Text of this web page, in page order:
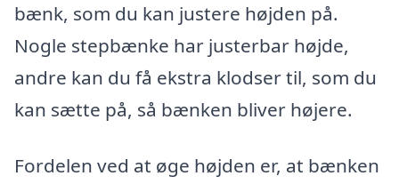
bænk, som du kan justere højden på.
Nogle stepbænke har justerbar højde,
andre kan du få ekstra klodser til, som du
kan sætte på, så bænken bliver højere.
Fordelen ved at øge højden er, at bænken